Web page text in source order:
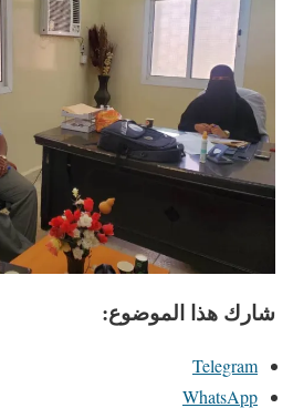
شارك هذا الموضوع:
Telegram
WhatsApp